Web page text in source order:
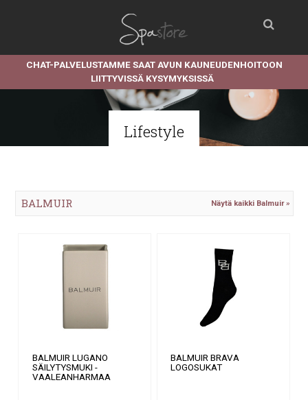
CHAT-PALVELUSTAMME SAAT AVUN KAUNEUDENHOITOON
LIITTYVISSÄ KYSYMYKSISSÄ
Lifestyle
BALMUIR Näytä kaikki Balmuir »
BALMUIR LUGANO
SÄILYTYSMUKI -
VAALEANHARMAA
BALMUIR BRAVA
LOGOSUKAT